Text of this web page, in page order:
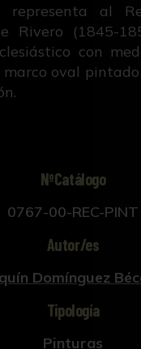
representa al
Rivero (1845-
con
marco oval
NºCatálogo
0767-00-REC-PINT
Autor/es
Domínguez
Tipología
Pinturas